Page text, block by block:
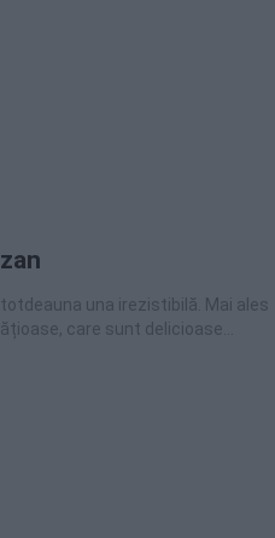
una irezistibilă. Mai ales
care sunt delicioase